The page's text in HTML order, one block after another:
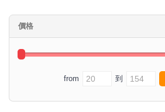
價格
from 到